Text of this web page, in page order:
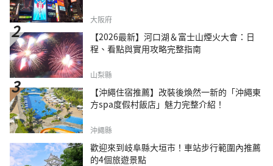
大阪府
【2026最新】河口湖＆富士山煙火大會：日
程、看點與實用攻略完整指南
山梨縣
【沖繩住宿推薦】改裝後煥然一新的「沖繩東
方spa度假村飯店」魅力完整介紹！
沖繩縣
歡迎來到岐阜縣大垣市！車站步行範圍內推薦
的4個旅遊景點